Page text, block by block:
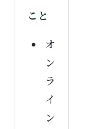
こと
オ
ン
ラ
イ
ン